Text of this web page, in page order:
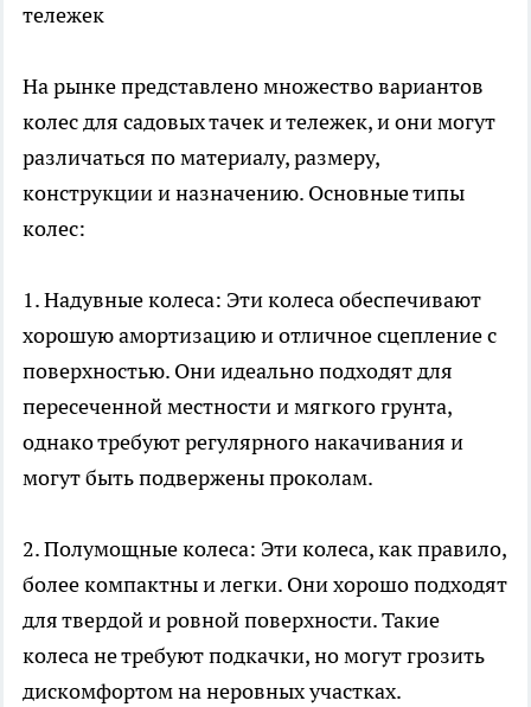
тележек
На рынке представлено множество вариантов
колес для садовых тачек и тележек, и они могут
различаться по материалу, размеру,
конструкции и назначению. Основные типы
колес:
1. Надувные колеса: Эти колеса обеспечивают
хорошую амортизацию и отличное сцепление с
поверхностью. Они идеально подходят для
пересеченной местности и мягкого грунта,
однако требуют регулярного накачивания и
могут быть подвержены проколам.
2. Полумощные колеса: Эти колеса, как правило,
более компактны и легки. Они хорошо подходят
для твердой и ровной поверхности. Такие
колеса не требуют подкачки, но могут грозить
дискомфортом на неровных участках.